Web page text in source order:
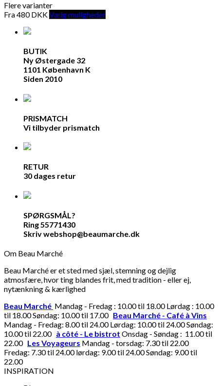
Flere varianter
Fra480DKKVælg muligheder
BUTIK
Ny Østergade 32
1101 København K
Siden 2010
PRISMATCH
Vi tilbyder prismatch
RETUR
30 dages retur
SPØRGSMÅL?
Ring 55771430
Skriv webshop@beaumarche.dk
Om Beau Marché
Beau Marché er et sted med sjæl, stemning og dejlig
atmosfære, hvor ting blandes frit, med tradition - eller ej,
nytænkning & kærlighed
Beau Marché Mandag - Fredag : 10.00 til 18.00 Lørdag : 10.00
til 18.00 Søndag: 10.00 til 17.00 Beau Marché - Café à Vins
Mandag - Fredag: 8.00 til 24.00 Lørdag: 10.00 til 24.00 Søndag:
10.00 til 22.00 à côté - Le bistrot Onsdag - Søndag : 11.00 til
22.00 Les Voyageurs Mandag - torsdag: 7.30 til 22.00
Fredag: 7.30 til 24.00 lørdag: 9.00 til 24.00 Søndag: 9.00 til
22.00
INSPIRATION